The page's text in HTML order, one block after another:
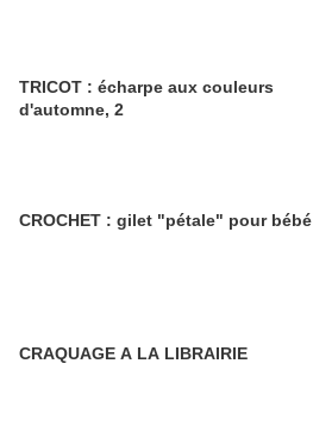
TRICOT : écharpe aux couleurs
d'automne, 2
CROCHET : gilet "pétale" pour bébé
CRAQUAGE A LA LIBRAIRIE